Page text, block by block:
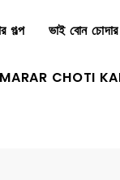
গল্প ভাই বোন
CHOTI